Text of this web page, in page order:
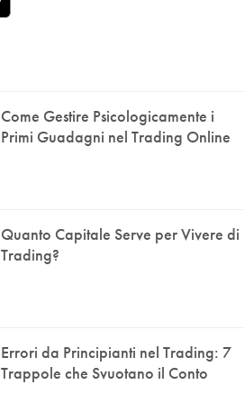
Come Gestire Psicologicamente i
Primi Guadagni nel Trading Online
Quanto Capitale Serve per Vivere di
Trading?
Errori da Principianti nel Trading: 7
Trappole che Svuotano il Conto